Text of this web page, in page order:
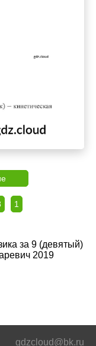
1
за 9 (девятый)
2019
gdzcloud@bk.ru